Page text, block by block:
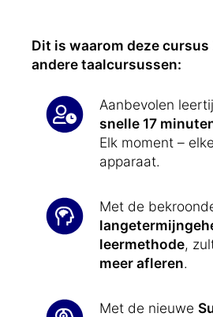
Dit is waarom deze
andere taalcursussen:
Aanbevolen
snelle 17
Elk moment –
apparaat.
Met de
leermethode,
meer afleren.
Met de nieuwe